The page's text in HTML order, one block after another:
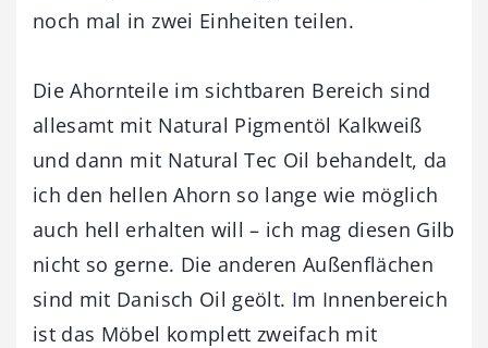
noch mal in zwei Einheiten teilen.
Die Ahornteile im sichtbaren Bereich sind
allesamt mit Natural Pigmentöl Kalkweiß
und dann mit Natural Tec Oil behandelt, da
ich den hellen Ahorn so lange wie möglich
auch hell erhalten will – ich mag diesen Gilb
nicht so gerne. Die anderen Außenflächen
sind mit Danisch Oil geölt. Im Innenbereich
ist das Möbel komplett zweifach mit